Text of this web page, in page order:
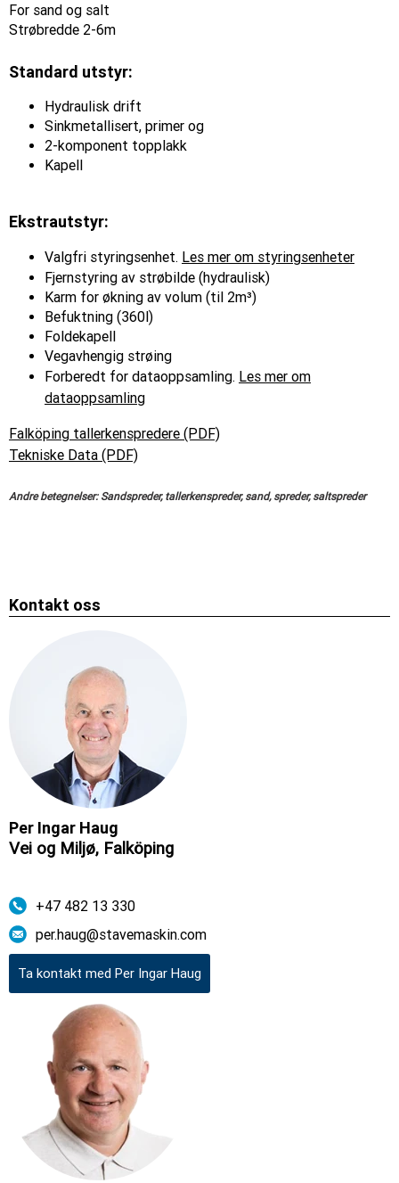
For sand og salt
Strøbredde 2-6m
Standard utstyr:
Hydraulisk drift
Sinkmetallisert, primer og
2-komponent topplakk
Kapell
Ekstrautstyr:
Valgfri styringsenhet. Les mer om styringsenheter
Fjernstyring av strøbilde (hydraulisk)
Karm for økning av volum (til 2m³)
Befuktning (360l)
Foldekapell
Vegavhengig strøing
Forberedt for dataoppsamling. Les mer om
dataoppsamling
Falköping tallerkenspredere (PDF)
Tekniske Data (PDF)
Andre betegnelser: Sandspreder, tallerkenspreder, sand, spreder, saltspreder
Kontakt oss
Per Ingar Haug
Vei og Miljø, Falköping
+47 482 13 330
per.haug@stavemaskin.com